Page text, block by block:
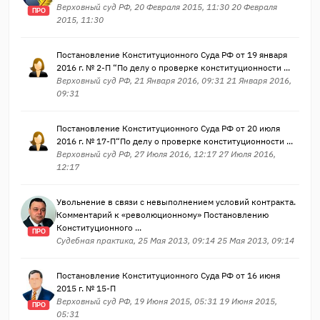
ПРО
Верховный суд РФ, 20 Февраля 2015, 11:30 20 Февраля
2015, 11:30
Постановление Конституционного Суда РФ от 19 января
2016 г. № 2-П “По делу о проверке конституционности ...
Верховный суд РФ, 21 Января 2016, 09:31 21 Января 2016,
09:31
Постановление Конституционного Суда РФ от 20 июля
2016 г. № 17-П“По делу о проверке конституционности ...
Верховный суд РФ, 27 Июля 2016, 12:17 27 Июля 2016,
12:17
ПРО
Увольнение в связи с невыполнением условий контракта.
Комментарий к «революционному» Постановлению
Конституционного ...
Судебная практика, 25 Мая 2013, 09:14 25 Мая 2013, 09:14
ПРО
Постановление Конституционного Суда РФ от 16 июня
2015 г. № 15-П
Верховный суд РФ, 19 Июня 2015, 05:31 19 Июня 2015,
05:31